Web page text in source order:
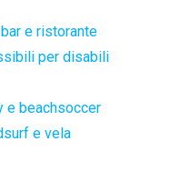
e ristorante
per disabili
e beachsoccer
e vela